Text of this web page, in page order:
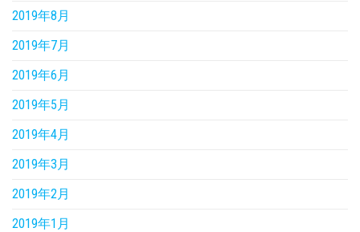
2019年8月
2019年7月
2019年6月
2019年5月
2019年4月
2019年3月
2019年2月
2019年1月